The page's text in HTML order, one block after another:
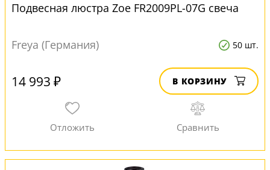
Подвесная люстра Zoe FR2009PL-07G свеча
Freya (Германия) 50 шт.
14 993 ₽ В КОРЗИНУ